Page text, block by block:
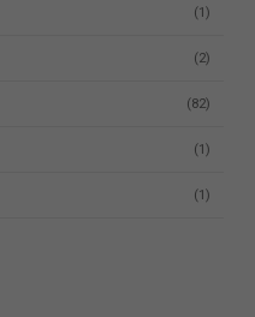
(1)
(2)
(82)
(1)
(1)